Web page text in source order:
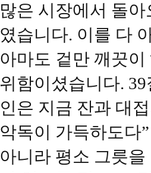
많은 시장에서 돌
였습니다. 이를 다
아마도 겉만 깨끗
위함이셨습니다.
인은 지금 잔과 대
악독이 가득하도다
아니라 평소 그릇